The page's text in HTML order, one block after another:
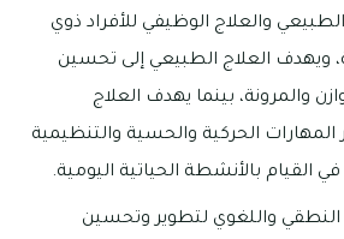
الطبيعي والعلاج الوظيفي للأفراد ذوي
ويهدف العلاج الطبيعي إلى تحسين
والمرونة، بينما يهدف العلاج
المهارات الحركية والحسية والتنظيمية
في القيام بالأنشطة الحياتية اليومية.
النطقي واللغوي لتطوير وتحسين